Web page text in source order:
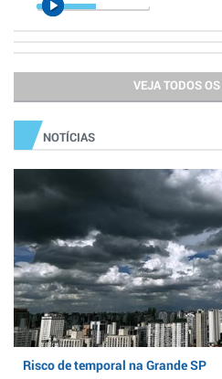
VEJA TODOS
NOTÍCIAS
Risco de temporal na Grande SP